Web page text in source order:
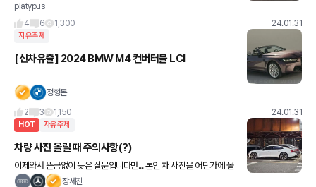
platypus
4
6 1,300 24.01.31
자유주제
[신차유출] 2024 BMW M4 컨버터블 LCI
정형돈
2
3 1,150 24.01.31
HOT 자유주제
차량 사진 올릴 때 주의사항(?)
이제와서 뜬금없이 늦은 질문입니다만... 본인 차 사진을 어딘가에 올
릴 때 차량 번호판을 지우고 올리던데요... 그건 개인정보 노출을 막기
장세진